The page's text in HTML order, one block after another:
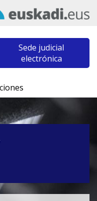
Sede judicial
electrónica